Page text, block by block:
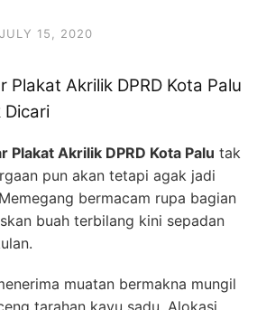
JULY 15, 2020
Plakat Akrilik DPRD Kota Palu
Dicari
Plakat Akrilik DPRD Kota Palu tak
pun akan tetapi agak jadi
bermacam rupa bagian
buah terbilang kini sepadan
muatan bermakna mungil